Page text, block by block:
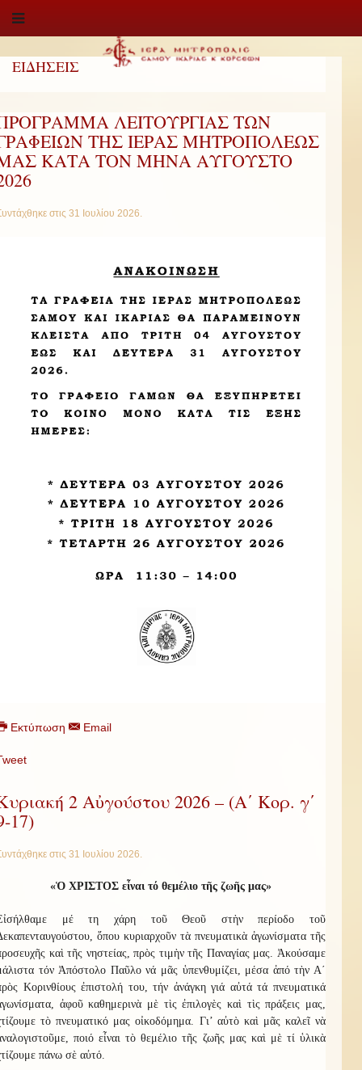
ΕΙΔΗΣΕΙΣ
ΛΕΙΤΟΥΡΓΙΑΣ ΤΩΝ
ΤΗΣ ΙΕΡΑΣ ΜΗΤΡΟΠΟΛΕΩΣ
ΚΑΤΑ ΤΟΝ ΜΗΝΑ ΑΥΓΟΥΣΤΟ
στις 31 Ιουλίου 2026.
Εκτύπωση Email
2 Αὐγούστου 2026 – (Α΄ Κορ. γ΄
17)
στις 31 Ιουλίου 2026.
«Ὁ ΧΡΙΣΤΟΣ εἶναι τό θεμέλιο τῆς ζωῆς μας»
μέ τη χάρη τοῦ Θεοῦ στὴν περίοδο τοῦ
ὅπου κυριαρχοῦν τὰ πνευματικὰ ἀγωνίσματα τῆς
καὶ τῆς νηστείας, πρὸς τιμὴν τῆς Παναγίας μας. Ἀκούσαμε
τόν Ἀπόστολο Παῦλο νά μᾶς ὑπενθυμίζει, μέσα ἀπό τὴν Α΄
Κορινθίους ἐπιστολή του, τήν ἀνάγκη γιά αὐτά τά πνευματικά
ἀφοῦ καθημερινὰ μὲ τὶς ἐπιλογὲς καὶ τὶς πράξεις μας,
τὸ πνευματικό μας οἰκοδόμημα. Γι’ αὐτὸ καὶ μᾶς καλεῖ νὰ
ποιό εἶναι τὸ θεμέλιο τῆς ζωῆς μας καὶ μὲ τί ὑλικὰ
πάνω σὲ αὐτό.